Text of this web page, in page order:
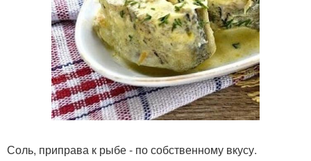
Соль, приправа к рыбе - по собственному вкусу.